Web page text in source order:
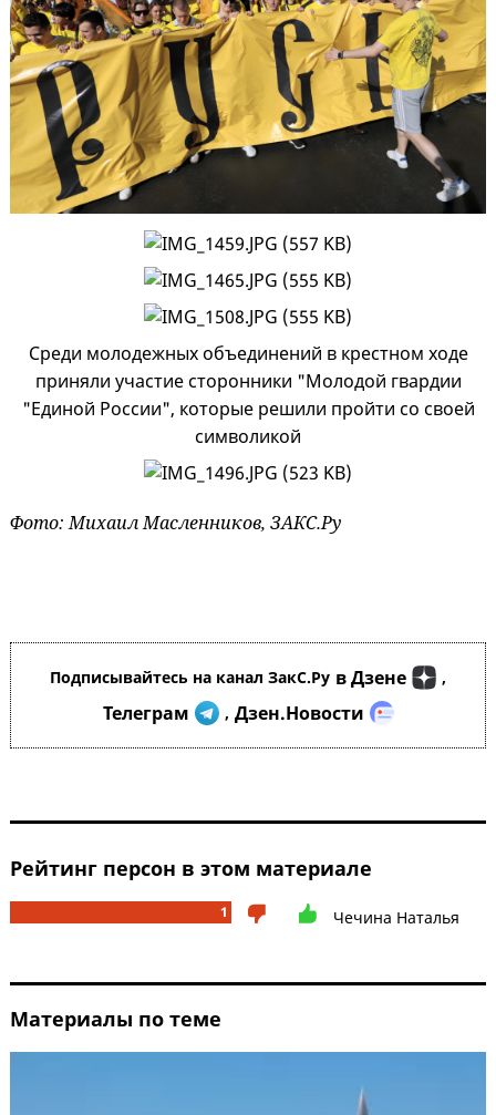
Среди молодежных объединений в крестном ходе
приняли участие сторонники "Молодой гвардии
"Единой России", которые решили пройти со своей
символикой
Фото: Михаил Масленников, ЗАКС.Ру
Подписывайтесь на канал ЗакС.Ру в Дзене ,
Телеграм , Дзен.Новости
Рейтинг персон в этом материале
1 Чечина Наталья
Материалы по теме